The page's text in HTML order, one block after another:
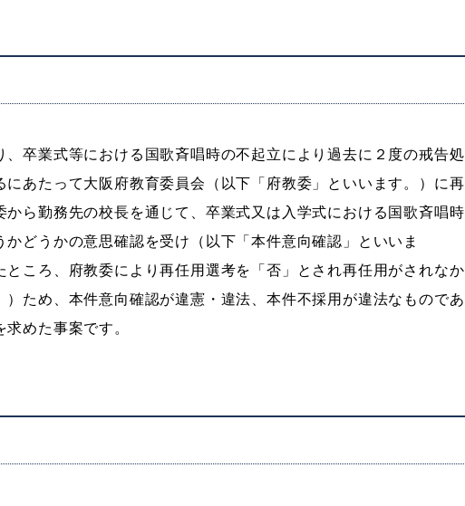
卒業式等における国歌斉唱時の不起立により過去に２度の戒告処
あたって大阪府教育委員会（以下「府教委」といいます。）に再
ら勤務先の校長を通じて、卒業式又は入学式における国歌斉唱時
どうかの意思確認を受け（以下「本件意向確認」といいま
ころ、府教委により再任用選考を「否」とされ再任用がされなか
ため、本件意向確認が違憲・違法、本件不採用が違法なものであ
めた事案です。